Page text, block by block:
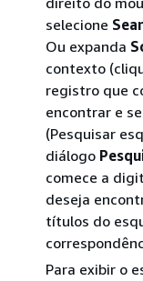
selecione
Ou expanda
contexto
registro que
encontrar e
(Pesquisar
diálogo
comece a
deseja
títulos do
Para exibir o